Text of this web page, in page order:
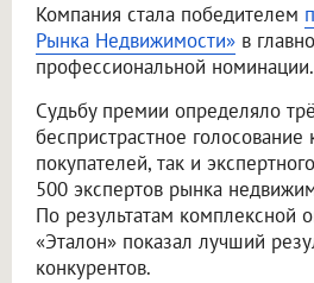
Компания стала победителем
Рынка Недвижимости» в
профессиональной номинации.
Судьбу премии определяло
беспристрастное голосование
покупателей, так и
500 экспертов рынка
По результатам комплексной
«Эталон» показал лучший
конкурентов.